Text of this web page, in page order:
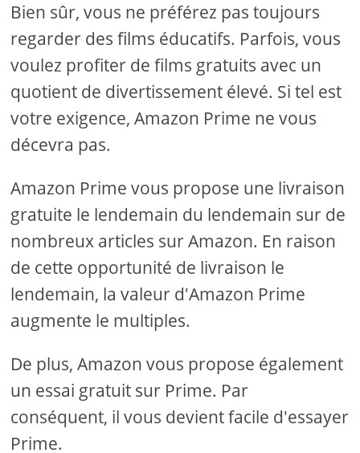
Bien sûr, vous ne préférez pas toujours
regarder des films éducatifs. Parfois, vous
voulez profiter de films gratuits avec un
quotient de divertissement élevé. Si tel est
votre exigence, Amazon Prime ne vous
décevra pas.
Amazon Prime vous propose une livraison
gratuite le lendemain du lendemain sur de
nombreux articles sur Amazon. En raison
de cette opportunité de livraison le
lendemain, la valeur d'Amazon Prime
augmente le multiples.
De plus, Amazon vous propose également
un essai gratuit sur Prime. Par
conséquent, il vous devient facile d'essayer
Prime.